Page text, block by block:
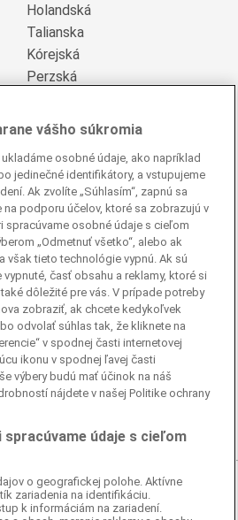
Holandská
Talianska
Kórejská
Perzská
Ruská
Turecká
Vietnamská
Times Slovensko
vášho súkromia
ukladáme osobné údaje, ako napríklad
jedinečné identifikátory, a vstupujeme
Ak zvolíte „Súhlasím“, zapnú sa
podporu účelov, ktoré sa zobrazujú v
spracúvame osobné údaje s cieľom
„Odmetnuť všetko“, alebo ak
však tieto technológie vypnú. Ak sú
časť obsahu a reklamy, ktoré si
dôležité pre vás. V prípade potreby
zobraziť, ak chcete kedykoľvek
odvolať súhlas tak, že kliknete na
v spodnej časti internetovej
ikonu v spodnej ľavej časti
výbery budú mať účinok na náš
nájdete v našej Politike ochrany
spracúvame údaje s cieľom
o geografickej polohe. Aktívne
zariadenia na identifikáciu.
k informáciám na zariadení.